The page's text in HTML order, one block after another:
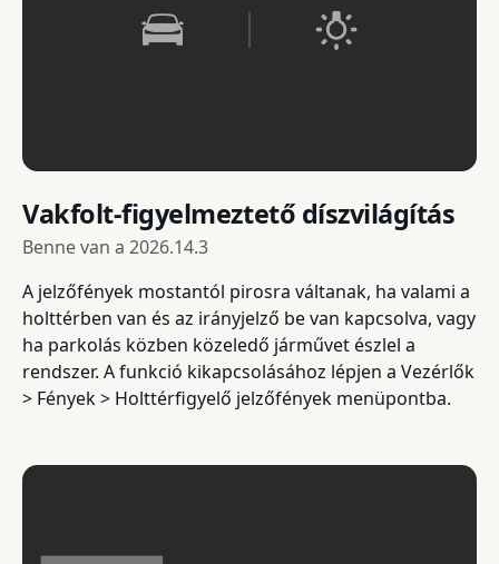
Vakfolt-figyelmeztető díszvilágítás
Benne van a 2026.14.3
A jelzőfények mostantól pirosra váltanak, ha valami a
holttérben van és az irányjelző be van kapcsolva, vagy
ha parkolás közben közeledő járművet észlel a
rendszer. A funkció kikapcsolásához lépjen a Vezérlők
> Fények > Holttérfigyelő jelzőfények menüpontba.